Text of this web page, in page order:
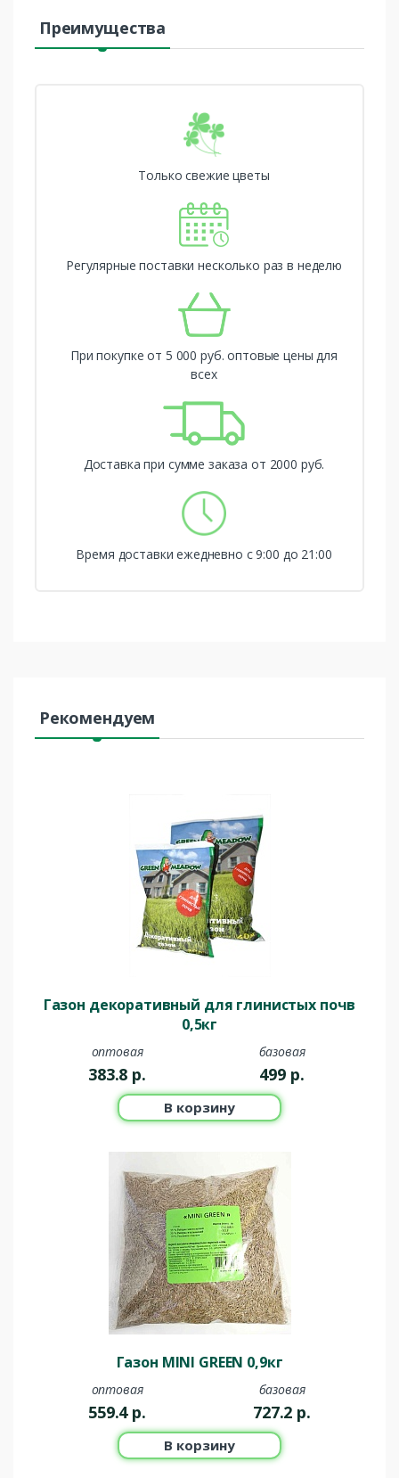
Преимущества
Только свежие цветы
Регулярные поставки несколько раз в неделю
При покупке от 5 000 руб. оптовые цены для
всех
Доставка при сумме заказа от 2000 руб.
Время доставки ежедневно с 9:00 до 21:00
Рекомендуем
Газон декоративный для глинистых почв
0,5кг
оптовая
383.8 р.
базовая
499 р.
В корзину
Газон MINI GREEN 0,9кг
оптовая
559.4 р.
базовая
727.2 р.
В корзину